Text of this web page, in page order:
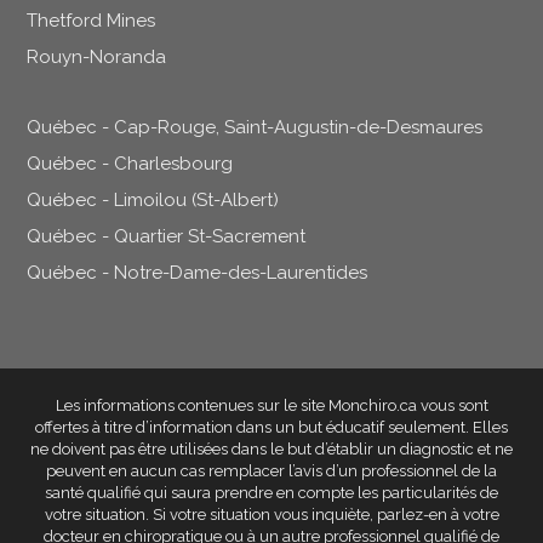
Thetford Mines
Rouyn-Noranda
Québec - Cap-Rouge, Saint-Augustin-de-Desmaures
Québec - Charlesbourg
Québec - Limoilou (St-Albert)
Québec - Quartier St-Sacrement
Québec - Notre-Dame-des-Laurentides
Les informations contenues sur le site Monchiro.ca vous sont
offertes à titre d’information dans un but éducatif seulement . Elles
ne doivent pas être utilisées dans le but d’établir un diagnostic et ne
peuvent en aucun cas remplacer l’avis d’un professionnel de la
santé qualifié qui saura prendre en compte les particularités de
votre situation. Si votre situation vous inquiète, parlez-en à votre
docteur en chiropratique ou à un autre professionnel qualifié de